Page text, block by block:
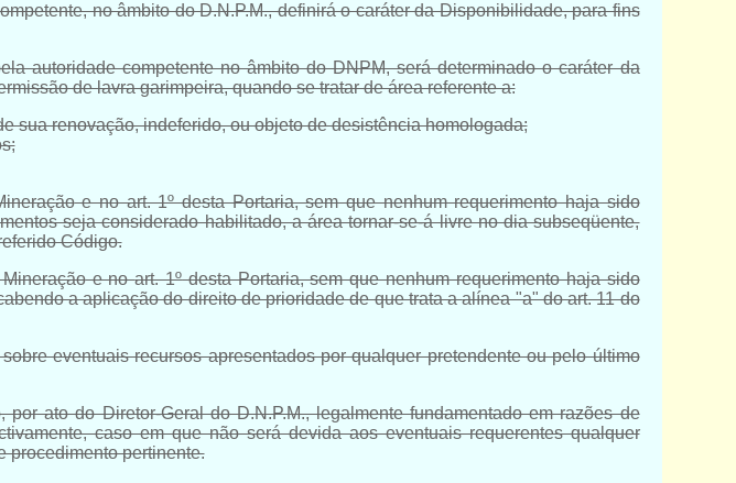
no âmbito do D.N.P.M., definirá o caráter da Disponibilidade, para fins
autoridade competente no âmbito do DNPM, será determinado o caráter da
de lavra garimpeira, quando se tratar de área referente a:
sua renovação, indeferido, ou objeto de desistência homologada;
e no art. 1º desta Portaria, sem que nenhum requerimento haja sido
seja considerado habilitado, a área tornar-se-á livre no dia subseqüente,
Código.
e noart. 1ºdesta Portaria, sem que nenhum requerimento haja sido
a aplicação do direito de prioridade de que trata aalínea "a" do art. 11 do
eventuais recursos apresentados por qualquer pretendente ou pelo último
ato do Diretor-Geral do D.N.P.M., legalmente fundamentado em razões de
caso em que não será devida aos eventuais requerentes qualquer
procedimento pertinente.